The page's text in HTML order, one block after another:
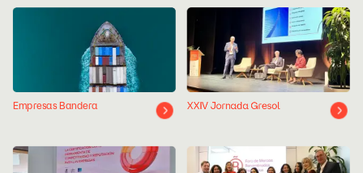
Empresas Bandera XXIV Jornada Gresol